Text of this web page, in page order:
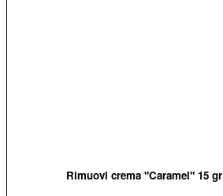
Rimuovi crema "Caramel" 15 gr